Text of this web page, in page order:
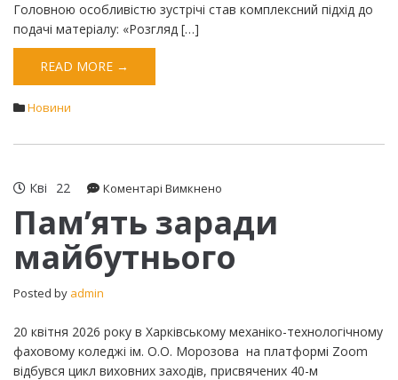
Головною особливістю зустрічі став комплексний підхід до
подачі матеріалу: «Розгляд […]
READ MORE →
Новини
Кві 22 Коментарі Вимкнено
заради
майбутнього
Пам’ять заради
майбутнього
Posted by admin
20 квітня 2026 року в Харківському механіко-технологічному
фаховому коледжі ім. О.О. Морозова на платформі Zoom
відбувся цикл виховних заходів, присвячених 40-м